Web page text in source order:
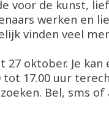
voor de kunst,
werken en
vinden veel
oktober. Je kan
17.00 uur
Bel, sms of